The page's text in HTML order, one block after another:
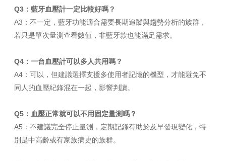
Q3：藍牙血壓計一定比較好嗎？
A3：不一定，藍牙功能適合需要長期追蹤與趨勢分析的族群，
若只是單次量測查看數值，非藍牙款也能滿足需求。
Q4：一台血壓計可以多人共用嗎？
A4：可以，但建議選擇支援多使用者記憶的機型，才能避免不
同人的血壓紀錄混在一起，影響判讀。
Q5：血壓正常就可以不用固定量測嗎？
A5：不建議完全停止量測，定期記錄有助於及早發現變化，特
別是中高齡或有家族病史的族群。